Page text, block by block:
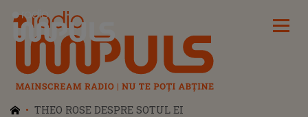
Radio Impuls
THEO ROSE DESPRE SOTUL EI